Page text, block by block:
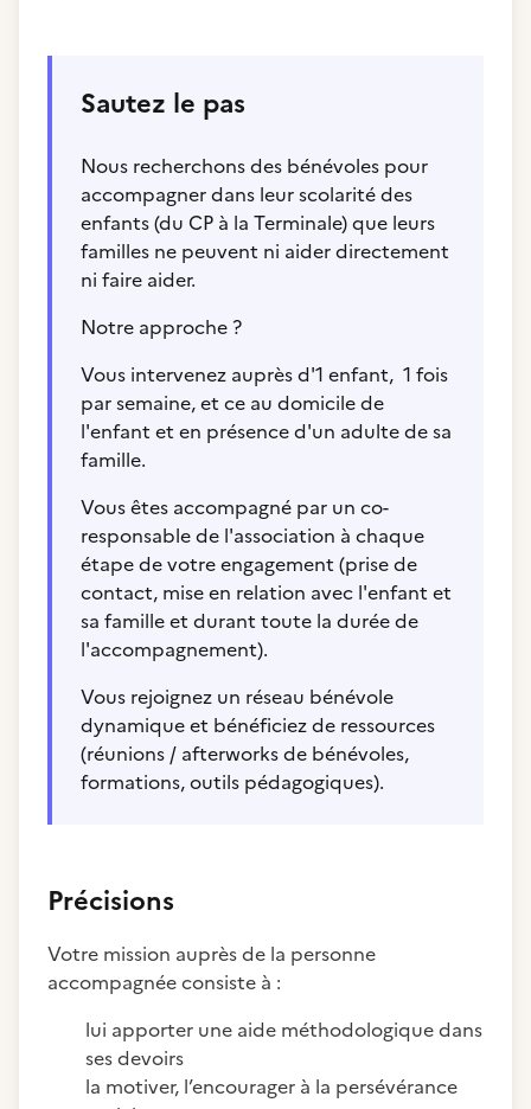
Sautez le pas
Nous recherchons des bénévoles pour
accompagner dans leur scolarité des
enfants (du CP à la Terminale) que leurs
familles ne peuvent ni aider directement
ni faire aider.
Notre approche ?
Vous intervenez auprès d'1 enfant, 1 fois
par semaine, et ce au domicile de
l'enfant et en présence d'un adulte de sa
famille.
Vous êtes accompagné par un co-
responsable de l'association à chaque
étape de votre engagement (prise de
contact, mise en relation avec l'enfant et
sa famille et durant toute la durée de
l'accompagnement).
Vous rejoignez un réseau bénévole
dynamique et bénéficiez de ressources
(réunions / afterworks de bénévoles,
formations, outils pédagogiques).
Précisions
Votre mission auprès de la personne
accompagnée consiste à :
lui apporter une aide méthodologique dans
ses devoirs
la motiver, l’encourager à la persévérance